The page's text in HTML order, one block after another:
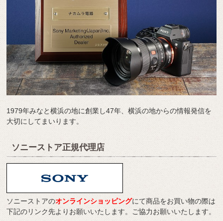
1979年みなと横浜の地に創業し47年、横浜の地からの情報発信を
大切にしてまいります。
ソニーストア正規代理店
ソニーストアのオンラインショッピングにて商品をお買い物の際は
下記のリンク先よりお願いいたします。ご協力お願いいたします。